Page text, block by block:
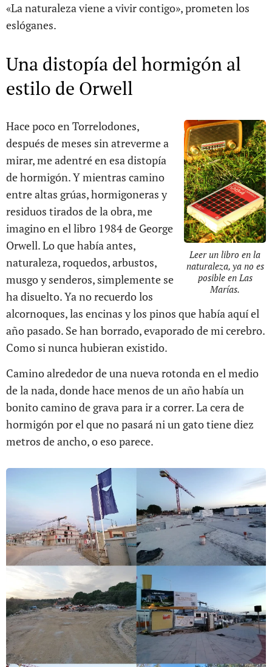
«La naturaleza viene a vivir contigo», prometen los
eslóganes.
Una distopía del hormigón al
estilo de Orwell
Leer un libro en la
naturaleza, ya no es
posible en Las
Marías.
Hace poco en Torrelodones,
después de meses sin atreverme a
mirar, me adentré en esa distopía
de hormigón. Y mientras camino
entre altas grúas, hormigoneras y
residuos tirados de la obra, me
imagino en el libro 1984 de George
Orwell. Lo que había antes,
naturaleza, roquedos, arbustos,
musgo y senderos, simplemente se
ha disuelto. Ya no recuerdo los
alcornoques, las encinas y los pinos que había aquí el
año pasado. Se han borrado, evaporado de mi cerebro.
Como si nunca hubieran existido.
Camino alrededor de una nueva rotonda en el medio
de la nada, donde hace menos de un año había un
bonito camino de grava para ir a correr. La cera de
hormigón por el que no pasará ni un gato tiene diez
metros de ancho, o eso parece.